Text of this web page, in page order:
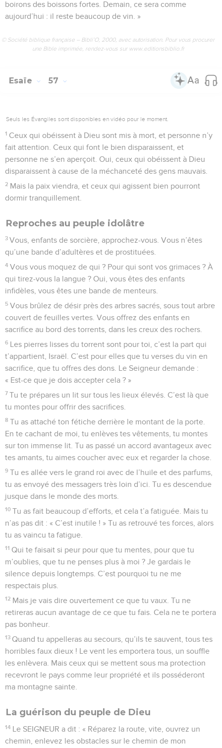
boirons des boissons fortes. Demain, ce sera comme
aujourd’hui : il reste beaucoup de vin. »
© Société biblique française – Bibli’O, 2000, avec autorisation. Pour vous procurer
une Bible imprimée, rendez-vous sur www.editionsbiblio.fr
Esaïe 57
Seuls les Évangiles sont disponibles en vidéo pour le moment.
1 Ceux qui obéissent à Dieu sont mis à mort, et personne n’y
fait attention. Ceux qui font le bien disparaissent, et
personne ne s’en aperçoit. Oui, ceux qui obéissent à Dieu
disparaissent à cause de la méchanceté des gens mauvais.
2 Mais la paix viendra, et ceux qui agissent bien pourront
dormir tranquillement.
Reproches au peuple idolâtre
3 Vous, enfants de sorcière, approchez-vous. Vous n’êtes
qu’une bande d’adultères et de prostituées.
4 Vous vous moquez de qui ? Pour qui sont vos grimaces ? À
qui tirez-vous la langue ? Oui, vous êtes des enfants
infidèles, vous êtes une bande de menteurs.
5 Vous brûlez de désir près des arbres sacrés, sous tout arbre
couvert de feuilles vertes. Vous offrez des enfants en
sacrifice au bord des torrents, dans les creux des rochers.
6 Les pierres lisses du torrent sont pour toi, c’est la part qui
t’appartient, Israël. C’est pour elles que tu verses du vin en
sacrifice, que tu offres des dons. Le Seigneur demande :
« Est-ce que je dois accepter cela ? »
7 Tu te prépares un lit sur tous les lieux élevés. C’est là que
tu montes pour offrir des sacrifices.
8 Tu as attaché ton fétiche derrière le montant de la porte.
En te cachant de moi, tu enlèves tes vêtements, tu montes
sur ton immense lit. Tu as passé un accord avantageux avec
tes amants, tu aimes coucher avec eux et regarder la chose.
9 Tu es allée vers le grand roi avec de l’huile et des parfums,
tu as envoyé des messagers très loin d’ici. Tu es descendue
jusque dans le monde des morts.
10 Tu as fait beaucoup d’efforts, et cela t’a fatiguée. Mais tu
n’as pas dit : « C’est inutile ! » Tu as retrouvé tes forces, alors
tu as vaincu ta fatigue.
11 Qui te faisait si peur pour que tu mentes, pour que tu
m’oublies, que tu ne penses plus à moi ? Je gardais le
silence depuis longtemps. C’est pourquoi tu ne me
respectais plus.
12 Mais je vais dire ouvertement ce que tu vaux. Tu ne
retireras aucun avantage de ce que tu fais. Cela ne te portera
pas bonheur.
13 Quand tu appelleras au secours, qu’ils te sauvent, tous tes
horribles faux dieux ! Le vent les emportera tous, un souffle
les enlèvera. Mais ceux qui se mettent sous ma protection
recevront le pays comme leur propriété et ils posséderont
ma montagne sainte.
La guérison du peuple de Dieu
14 Le SEIGNEUR a dit : « Réparez la route, vite, ouvrez un
chemin, enlevez les obstacles sur le chemin de mon